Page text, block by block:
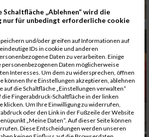
Schaltfläche „Ablehnen“ wird die
für unbedingt erforderliche cookie
und/oder greifen auf Informationen auf
IDs in cookie und anderen
Daten zu verarbeiten. Einige
Daten möglicherweise
Interesses. Um dem zu widersprechen, öffnen
können Ihre Einstellungen akzeptieren, ablehnen
auf die Schaltfläche „Einstellungen verwalten“
Fingerabdruck-Schaltfläche in der linken
klicken. Um Ihre Einwilligung zu widerrufen,
oder den Link in der Fußzeile der Website
„Meine Daten“. Auf dieser Seite können
Diese Entscheidungen werden unseren